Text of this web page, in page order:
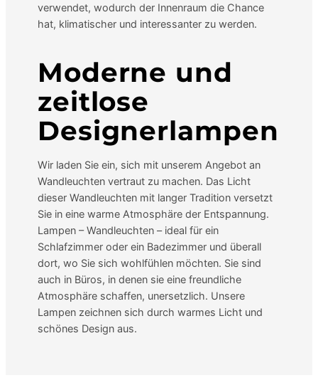
verwendet, wodurch der Innenraum die Chance
hat, klimatischer und interessanter zu werden.
Moderne und
zeitlose
Designerlampen
Wir laden Sie ein, sich mit unserem Angebot an
Wandleuchten vertraut zu machen. Das Licht
dieser Wandleuchten mit langer Tradition versetzt
Sie in eine warme Atmosphäre der Entspannung.
Lampen – Wandleuchten – ideal für ein
Schlafzimmer oder ein Badezimmer und überall
dort, wo Sie sich wohlfühlen möchten. Sie sind
auch in Büros, in denen sie eine freundliche
Atmosphäre schaffen, unersetzlich. Unsere
Lampen zeichnen sich durch warmes Licht und
schönes Design aus.